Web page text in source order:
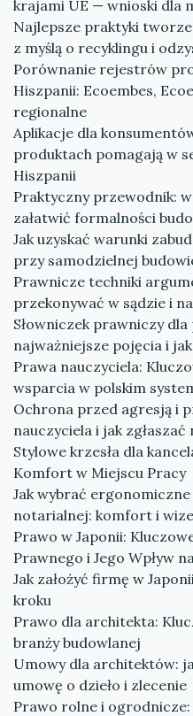
krajami UE — wnioski dla
Najlepsze praktyki
z myślą o recyklingu i
Porównanie rejestrów
Hiszpanii: Ecoembes,
regionalne
Aplikacje dla
produktach pomagają w
Hiszpanii
Praktyczny przewodnik:
załatwić formalności
Jak uzyskać warunki
przy samodzielnej
Prawnicze techniki
przekonywać w sądzie i
Słowniczek prawniczy
najważniejsze pojęcia i
Prawa nauczyciela:
wsparcia w polskim
Ochrona przed agresją i
nauczyciela i jak zgłaszać
Stylowe krzesła dla
Komfort w Miejscu Pracy
Jak wybrać
notarialnej: komfort i
Prawo w Japonii:
Prawnego i Jego Wpływ
Jak założyć firmę w
kroku
Prawo dla architekta:
branży budowlanej
Umowy dla architektów:
umowę o dzieło i zlecenie
Prawo rolne i